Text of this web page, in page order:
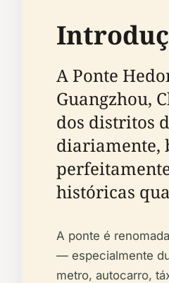
A Ponte
Guangzhou,
dos distritos
diariamente,
históricas
A ponte é
— especialmente
metro, autocarro,